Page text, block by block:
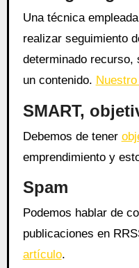
Una técnica
realizar seguimiento
determinado recurso,
un contenido.
SMART,
Debemos de tener
emprendimiento y
Spam
Podemos hablar de
publicaciones en
artículo.